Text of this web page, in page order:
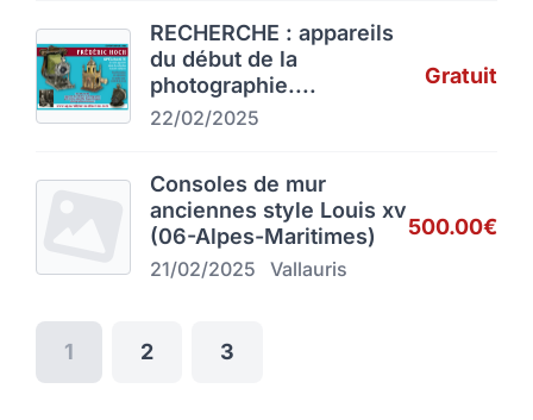
RECHERCHE : appareils
du début de la
photographie....
22/02/2025
Gratuit
Consoles de mur
anciennes style Louis xv
(06-Alpes-Maritimes)
21/02/2025 Vallauris
500.00€
1 2 3